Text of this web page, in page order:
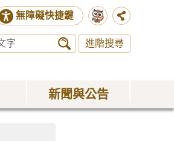
無障礙快捷鍵
進階搜尋
新聞與公告